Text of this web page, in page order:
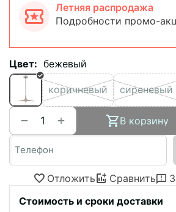
Летняя распродажа
Подробности промо-
Цвет: бежевый
коричневый сиреневый
+
−
В корзину
Отложить
Сравнить
Стоимость и сроки доставки